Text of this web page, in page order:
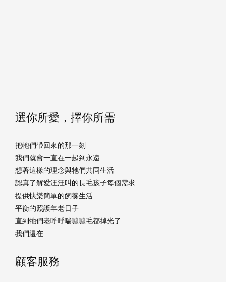
選你所愛，擇你所需
把牠們帶回來的那一刻
我們就會一直在一起到永遠
想著這樣的理念與牠們共同生活
認真了解愛汪汪叫的長毛孩子每個需求
提供快樂簡單的飼養生活
平衡的照護年老日子
直到牠們老呼呼喘噓噓毛都掉光了
我們還在
顧客服務